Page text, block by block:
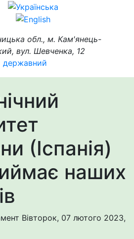
обл., м. Кам'янець-
вул. Шевченка, 12
(Іспанія)
наших
Вівторок, 07 лютого 2023,